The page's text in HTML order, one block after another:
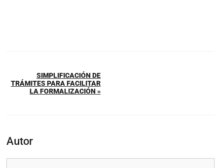
SIMPLIFICACIÓN DE
TRÁMITES PARA FACILITAR
LA FORMALIZACIÓN »
Autor